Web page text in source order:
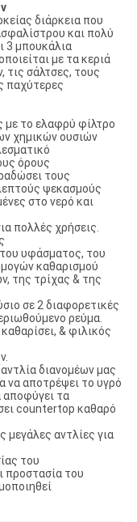
διάρκεια που
και πολύ
3 μπουκάλια
με τα κεριά
σάλτσες, τους
παχύτερες
το ελαφρύ φίλτρο
χημικών ουσιών
όρους
τους
ψεκασμούς
στο νερό και
πολλές χρήσεις.
υφάσματος, του
καθαρισμού
της τρίχας & της
σε 2 διαφορετικές
ρεύμα.
& φιλικός
διανομέων μας
να αποτρέψει το υγρό
αποφύγει τα
countertop καθαρό
μεγάλες αντλίες για
του
προστασία του